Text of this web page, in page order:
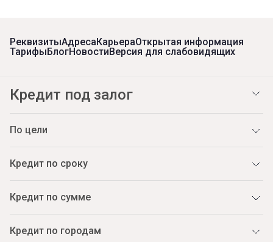
РеквизитыАдресаКарьераОткрытая информация
ТарифыБлогНовостиВерсия для слабовидящих
Кредит под залог
По цели
Кредит по сроку
Кредит по сумме
Кредит по городам